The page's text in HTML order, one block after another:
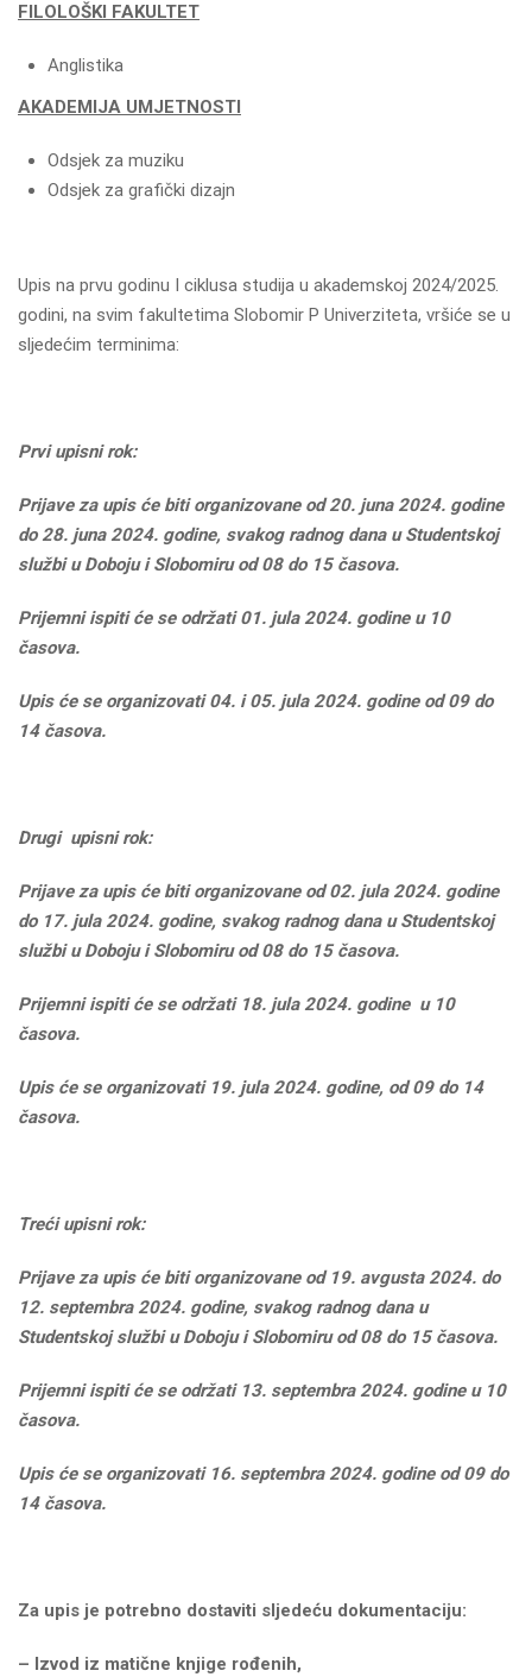
FILOLOŠKI FAKULTET
Anglistika
AKADEMIJA UMJETNOSTI
Odsjek za muziku
Odsjek za grafički dizajn
Upis na prvu godinu I ciklusa studija u akademskoj 2024/2025.
godini, na svim fakultetima Slobomir P Univerziteta, vršiće se u
sljedećim terminima:
Prvi upisni rok:
Prijave za upis će biti organizovane od 20. juna 2024. godine
do 28. juna 2024. godine, svakog radnog dana u Studentskoj
službi u Doboju i Slobomiru od 08 do 15 časova.
Prijemni ispiti će se održati 01. jula 2024. godine u 10
časova.
Upis će se organizovati 04. i 05. jula 2024. godine od 09 do
14 časova.
Drugi upisni rok:
Prijave za upis će biti organizovane od 02. jula 2024. godine
do 17. jula 2024. godine, svakog radnog dana u Studentskoj
službi u Doboju i Slobomiru od 08 do 15 časova.
Prijemni ispiti će se održati 18. jula 2024. godine u 10
časova.
Upis će se organizovati 19. jula 2024. godine, od 09 do 14
časova.
Treći upisni rok:
Prijave za upis će biti organizovane od 19. avgusta 2024. do
12. septembra 2024. godine, svakog radnog dana u
Studentskoj službi u Doboju i Slobomiru od 08 do 15 časova.
Prijemni ispiti će se održati 13. septembra 2024. godine u 10
časova.
Upis će se organizovati 16. septembra 2024. godine od 09 do
14 časova.
Za upis je potrebno dostaviti sljedeću dokumentaciju:
– Izvod iz matične knjige rođenih,